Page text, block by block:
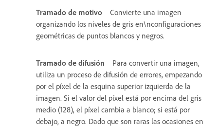
Tramado de motivo
Convierte una imagen
organizando los niveles de gris en\nconfiguraciones
geométricas de puntos blancos y negros.
Tramado de difusión
Para convertir una imagen,
utiliza un proceso de difusión de errores, empezando
por el píxel de la esquina superior izquierda de la
imagen. Si el valor del píxel está por encima del gris
medio (128), el píxel cambia a blanco; si está por
debajo, a negro. Dado que son raras las ocasiones en